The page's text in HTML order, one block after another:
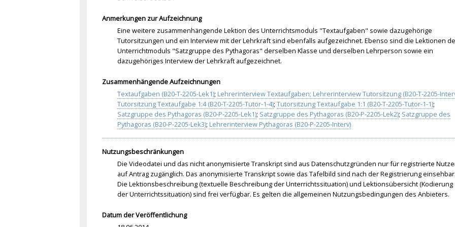
Anmerkungen zur Aufzeichnung
Eine weitere zusammenhängende Lektion des Unterrichtsmoduls "Textaufgaben" sowie dazugehörige
Tutorsitzungen und ein Interview mit der Lehrkraft sind ebenfalls aufgezeichnet. Ebenso sind die Lektionen
Unterrichtmoduls "Satzgruppe des Pythagoras" derselben Klasse und derselben Lehrperson sowie ein
dazugehöriges Interview der Lehrkraft aufgezeichnet.
Zusammenhängende Aufzeichnungen
Textaufgaben (B20-T-2205-Lek1); Lehrerinterview Textaufgaben; Lehrerinterview Tutorsitzung (B20-T-2205-
Tutorsitzung Textaufgabe 1:4 (B20-T-2205-Tutor-1-4); Tutorsitzung Textaufgabe 1:1 (B20-T-2205-Tutor-1-1);
Satzgruppe des Pythagoras (B20-P-2205-Lek1); Satzgruppe des Pythagoras (B20-P-2205-Lek2); Satzgruppe des
Pythagoras (B20-P-2205-Lek3); Lehrerinterview Pythagoras (B20-P-2205-Interv)
Nutzungsbeschränkungen
Die Videodatei und das nicht anonymisierte Transkript sind aus Datenschutzgründen nur für registrierte
auf Antrag zugänglich. Das anonymisierte Transkript sowie das Tafelbild sind nach der Registrierung einsehbar.
Die Lektionsbeschreibung (textuelle Beschreibung der Unterrichtssituation) und Lektionsübersicht (Kodierung
der Unterrichtssituation) sind frei verfügbar. Es gelten die allgemeinen Nutzungsbedingungen des Anbieters.
Datum der Veröffentlichung